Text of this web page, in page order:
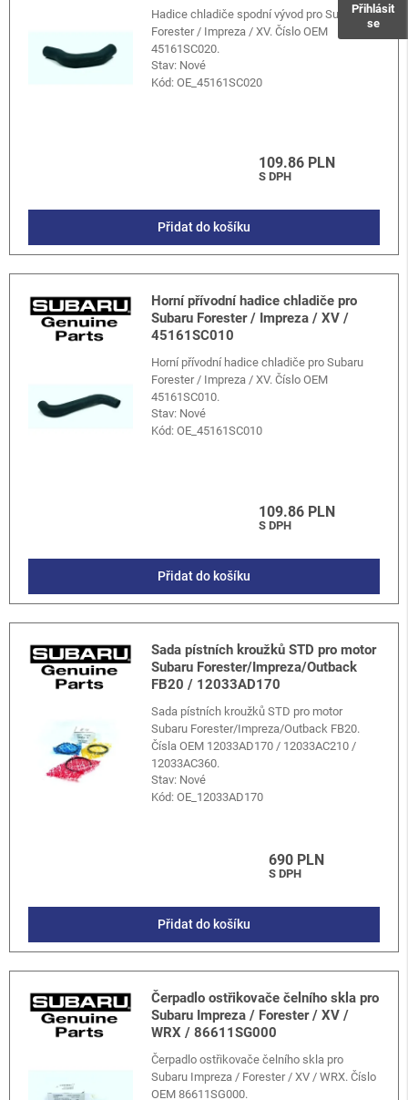
Přihlásit
se
Hadice chladiče spodní vývod pro Subaru
Forester / Impreza / XV. Číslo OEM
45161SC020.
Stav: Nové
Kód:OE_45161SC020
109.86 PLN
S DPH
Přidat do košíku
Horní přívodní hadice chladiče pro
Subaru Forester / Impreza / XV /
45161SC010
Horní přívodní hadice chladiče pro Subaru
Forester / Impreza / XV. Číslo OEM
45161SC010.
Stav: Nové
Kód:OE_45161SC010
109.86 PLN
S DPH
Přidat do košíku
Sada pístních kroužků STD pro motor
Subaru Forester/Impreza/Outback
FB20 / 12033AD170
Sada pístních kroužků STD pro motor
Subaru Forester/Impreza/Outback FB20.
Čísla OEM 12033AD170 / 12033AC210 /
12033AC360.
Stav: Nové
Kód:OE_12033AD170
690 PLN
S DPH
Přidat do košíku
Čerpadlo ostřikovače čelního skla pro
Subaru Impreza / Forester / XV /
WRX / 86611SG000
Čerpadlo ostřikovače čelního skla pro
Subaru Impreza / Forester / XV / WRX. Číslo
OEM 86611SG000.